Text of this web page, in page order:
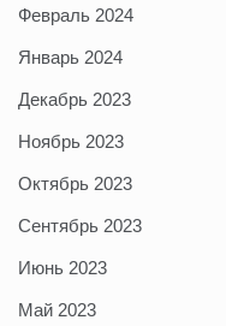
Февраль 2024
Январь 2024
Декабрь 2023
Ноябрь 2023
Октябрь 2023
Сентябрь 2023
Июнь 2023
Май 2023